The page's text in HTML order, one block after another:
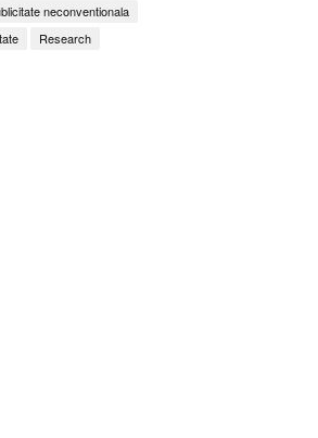
neconventionala
Research